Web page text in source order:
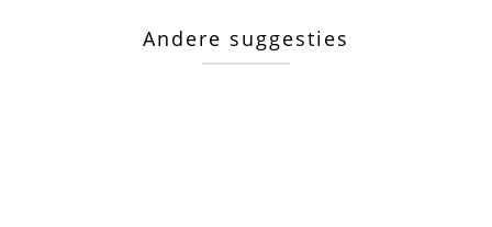
Andere suggesties